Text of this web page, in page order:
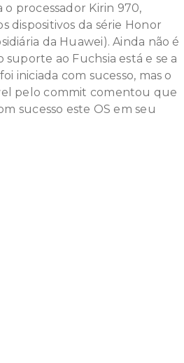
processador Kirin 970,
dispositivos da série Honor
da Huawei). Ainda não é
ao Fuchsia está e se a
iniciada com sucesso, mas o
pelo commit comentou que
sucesso este OS em seu